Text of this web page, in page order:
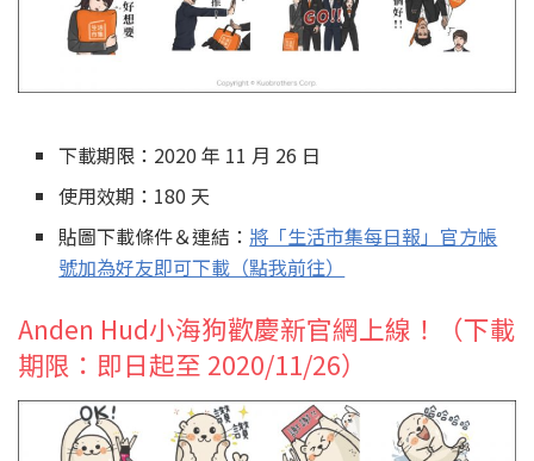
下載期限：2020 年 11 月 26 日
使用效期：180 天
貼圖下載條件＆連結： 將「生活市集每日報」官方帳
號加為好友即可下載（點我前往）
Anden Hud小海狗歡慶新官網上線！（下載
期限：即日起至 2020/11/26）